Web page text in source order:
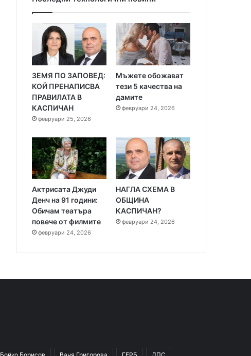
ЗЕМЯ ПО ЗАПОВЕД:
КОЙ ПРЕНАПИСВА
ПРАВИЛАТА В
КАСПИЧАН
февруари 25, 2026
Мъжете обожават
тези 5 качества на
дамите
февруари 24, 2026
Актрисата Джуди
Денч на 91 години:
Обичам театъра
повече от филмите
февруари 24, 2026
НАГЛА СХЕМА В
ОБЩИНА
КАСПИЧАН?
февруари 24, 2026